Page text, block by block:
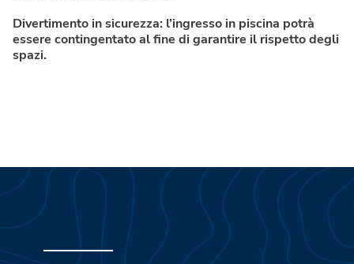
Divertimento in sicurezza: l’ingresso in piscina potrà
essere contingentato al fine di garantire il rispetto degli
spazi.